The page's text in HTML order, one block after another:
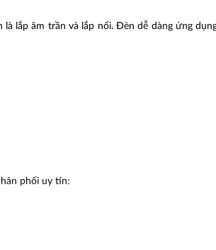
lắp âm trần và lắp nổi. Đèn dễ dàng ứng
phối uy tín: